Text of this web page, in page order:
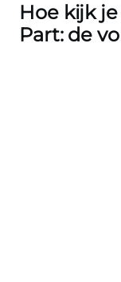
Hoe kijk
Part: de